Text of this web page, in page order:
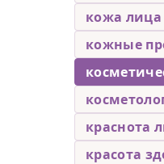
кожа лица
кожные
краснота
красота